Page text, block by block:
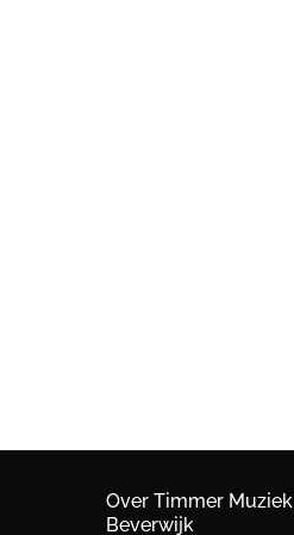
Over Timmer Muziek
Beverwijk